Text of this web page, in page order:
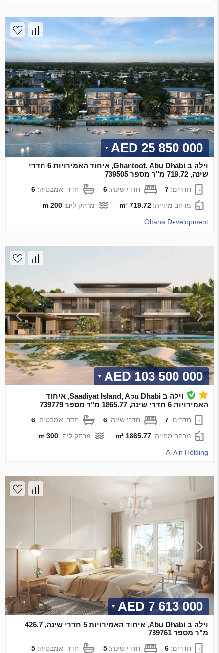
25 850 000 AED
וילה ב Ghantoot, Abu Dhabi, איחוד האמירויות 6 חדרי
שינה, 719.72 מ"ר מספר 739505
חדרים:7 חדרי שינה:6 חדרי אמבטיה:6
מרחב מחייה:719.72 m² מרחק לים:200 m
Ohana Development
103 500 000 AED
וילה ב Saadiyat Island, Abu Dhabi, איחוד
האמירויות 6 חדרי שינה, 1865.77 מ"ר מספר 739779
חדרים:7 חדרי שינה:6 חדרי אמבטיה:6
מרחב מחייה:1865.77 m² מרחק לים:300 m
Al Ain Holding
7 613 000 AED
וילה ב Abu Dhabi, איחוד האמירויות 5 חדרי שינה, 426.7
מ"ר מספר 739761
חדרים:6 חדרי שינה:5 חדרי אמבטיה:5